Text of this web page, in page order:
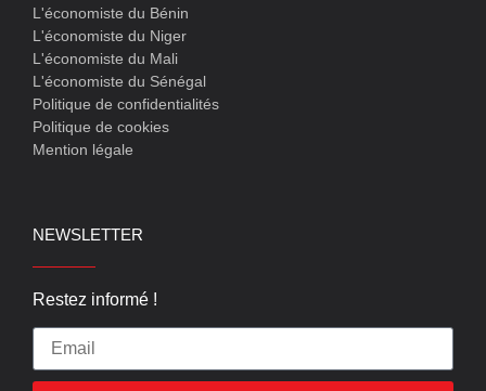
L'économiste du Bénin
L'économiste du Niger
L'économiste du Mali
L'économiste du Sénégal
Politique de confidentialités
Politique de cookies
Mention légale
NEWSLETTER
Restez informé !